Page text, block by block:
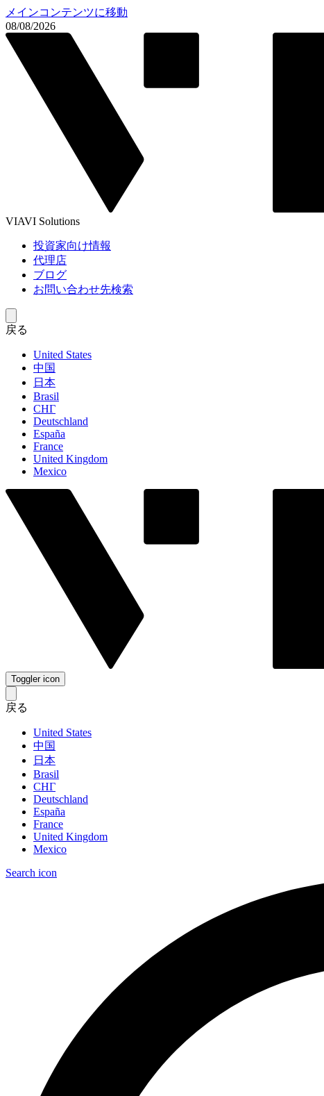
メインコンテンツに移動
08/08/2026
VIAVI Solutions
投資家向け情報
代理店
ブログ
お問い合わせ先検索
戻る
United States
中国
日本
Brasil
СНГ
Deutschland
España
France
United Kingdom
Mexico
Toggler icon
戻る
United States
中国
日本
Brasil
СНГ
Deutschland
España
France
United Kingdom
Mexico
Search icon